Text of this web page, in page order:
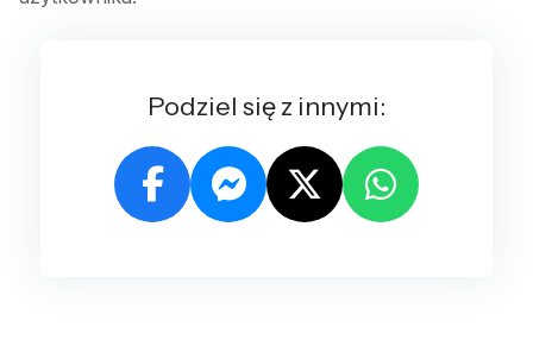
Podziel się z innymi: